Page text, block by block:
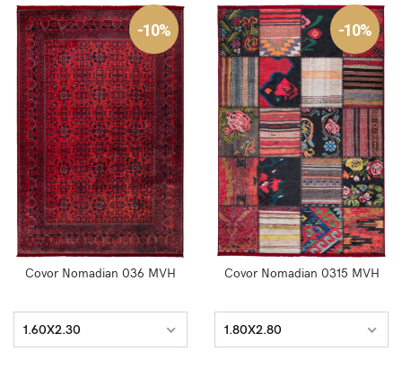
-10%
Covor Nomadian 036 MVH
1.60X2.30
-10%
Covor Nomadian 0315 MVH
1.80X2.80